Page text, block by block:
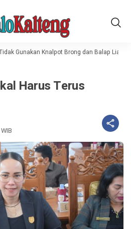
Gunakan Knalpot Brong dan Balap Liar
Harus Terus